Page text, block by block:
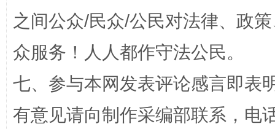
完善运行机制助力责任有效落实 一纸欠
之间公众/民众/公民对法律、政
众服务！人人都作守法公民。
七、参与本网发表评论感言即表
有意见请向制作采编部联系，电